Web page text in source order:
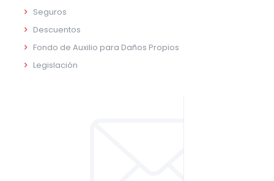
Seguros
Descuentos
Fondo de Auxilio para Daños Propios
Legislación